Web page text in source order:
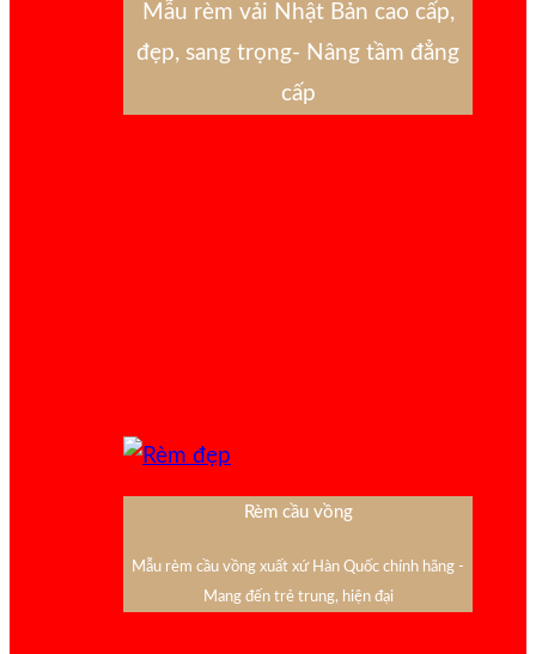
Mẫu rèm vải Nhật Bản cao cấp,
đẹp, sang trọng- Nâng tầm đẳng
cấp
Rèm cầu vồng
Mẫu rèm cầu vồng xuất xứ Hàn Quốc chính hãng -
Mang đến trẻ trung, hiện đại